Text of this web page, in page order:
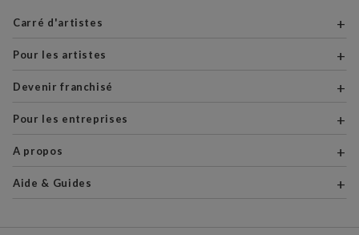
Carré d'artistes
Pour les artistes
Devenir franchisé
Pour les entreprises
A propos
Aide & Guides